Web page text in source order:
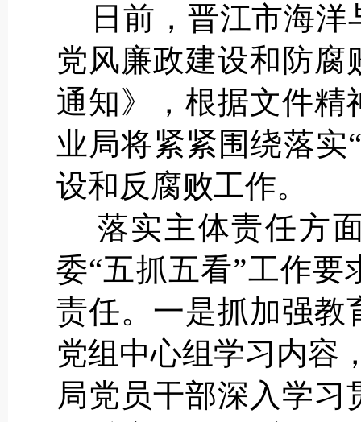
日前，晋江市海洋
党风廉政建设和防腐
通知》，根据文件精
业局将紧紧围绕落实
设和反腐败工作。
落实主体责任方
委“五抓五看”工作
责任。一是抓加强教
党组中心组学习内容
局党员干部深入学